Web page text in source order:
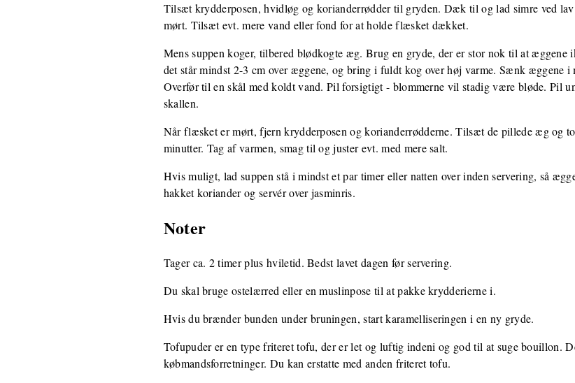
Tilsæt krydderposen, hvidløg og korianderrødder til gryden. Dæk til og lad simre ved
mørt. Tilsæt evt. mere vand eller fond for at holde flæsket dækket.
Mens suppen koger, tilbered blødkogte æg. Brug en gryde, der er stor nok til at æggene
det står mindst 2-3 cm over æggene, og bring i fuldt kog over høj varme. Sænk æggene i
Overfør til en skål med koldt vand. Pil forsigtigt - blommerne vil stadig være bløde. Pil
skallen.
Når flæsket er mørt, fjern krydderposen og korianderrødderne. Tilsæt de pillede æg og
minutter. Tag af varmen, smag til og juster evt. med mere salt.
Hvis muligt, lad suppen stå i mindst et par timer eller natten over inden servering, så
hakket koriander og servér over jasminris.
Noter
Tager ca. 2 timer plus hviletid. Bedst lavet dagen før servering.
Du skal bruge ostelærred eller en muslinpose til at pakke krydderierne i.
Hvis du brænder bunden under bruningen, start karamelliseringen i en ny gryde.
Tofupuder er en type friteret tofu, der er let og luftig indeni og god til at suge bouillon.
købmandsforretninger. Du kan erstatte med anden friteret tofu.